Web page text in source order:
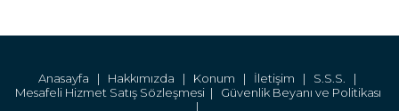
Anasayfa | Hakkımızda | Konum | İletişim | S.S.S. |
Mesafeli Hizmet Satış Sözleşmesi | Güvenlik Beyanı ve Politikası
|